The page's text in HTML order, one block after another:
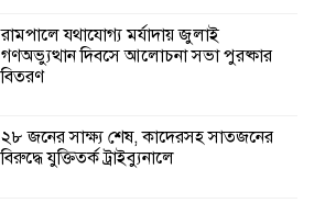
রামপালে যথাযোগ্য মর্যাদায় জুলাই
গণঅভ্যুত্থান দিবসে আলোচনা সভা পুরষ্কার
বিতরণ
২৮ জনের সাক্ষ্য শেষ, কাদেরসহ সাতজনের
বিরুদ্ধে যুক্তিতর্ক ট্রাইব্যুনালে